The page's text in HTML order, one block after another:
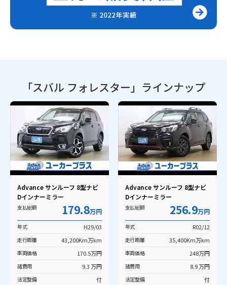
「スバル フォレスター」 ラインナップ
Advance サンルーフ 8型ナビ
Dインナーミラー
支払総額 179.8万円
年式 H29/03
走行距離 43,200Km万km
車両価格 170.5万円
諸費用 9.3 万円
法定整備 付
Advance サンルーフ 8型ナビ
Dインナーミラー
支払総額 256.9万円
年式 R02/12
走行距離 35,400Km万km
車両価格 248万円
諸費用 8.9 万円
法定整備 付